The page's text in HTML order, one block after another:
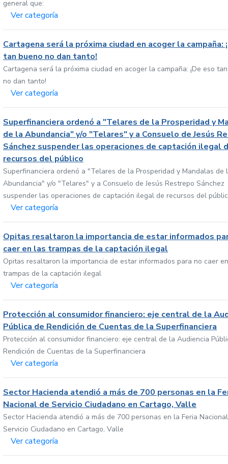
general que:
Ver categoría
Cartagena será la próxima ciudad en acoger la campaña:
tan bueno no dan tanto!
Cartagena será la próxima ciudad en acoger la campaña: ¡De eso
no dan tanto!
Ver categoría
Superfinanciera ordenó a "Telares de la Prosperidad y
de la Abundancia" y/o "Telares" y a Consuelo de Jesús
Sánchez suspender las operaciones de captación ilegal
recursos del público
Superfinanciera ordenó a "Telares de la Prosperidad y Mandalas de
Abundancia" y/o "Telares" y a Consuelo de Jesús Restrepo Sánchez
suspender las operaciones de captación ilegal de recursos del
Ver categoría
Opitas resaltaron la importancia de estar informados
caer en las trampas de la captación ilegal
Opitas resaltaron la importancia de estar informados para no caer
trampas de la captación ilegal
Ver categoría
Protección al consumidor financiero: eje central de la
Pública de Rendición de Cuentas de la Superfinanciera
Protección al consumidor financiero: eje central de la Audiencia
Rendición de Cuentas de la Superfinanciera
Ver categoría
Sector Hacienda atendió a más de 700 personas en la
Nacional de Servicio Ciudadano en Cartago, Valle
Sector Hacienda atendió a más de 700 personas en la Feria
Servicio Ciudadano en Cartago, Valle
Ver categoría